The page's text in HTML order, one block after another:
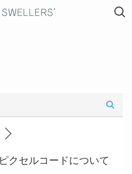
クセルコードについて